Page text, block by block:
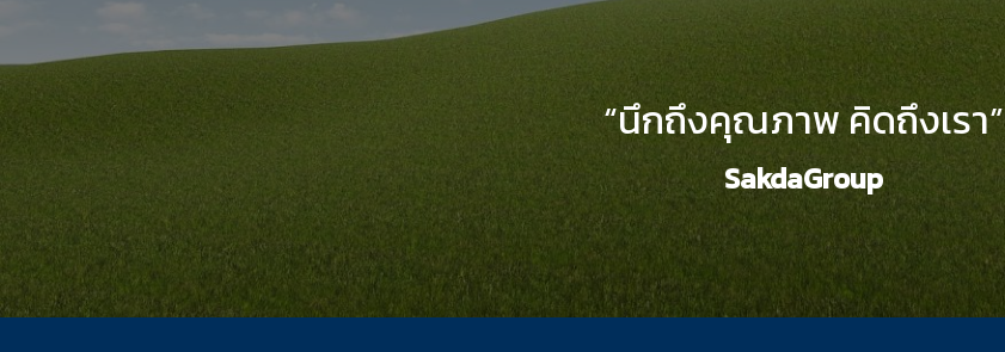
“นึกถึงคุณภาพ คิดถึงเรา”
SakdaGroup